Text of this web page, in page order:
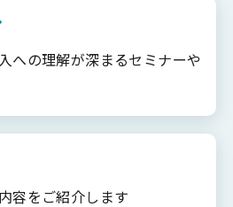
への理解が深まるセミナーや
容をご紹介します